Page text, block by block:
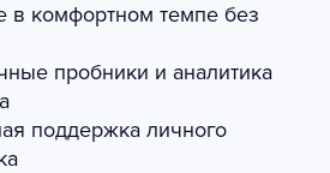
в комфортном темпе без
пробники и аналитика
поддержка личного